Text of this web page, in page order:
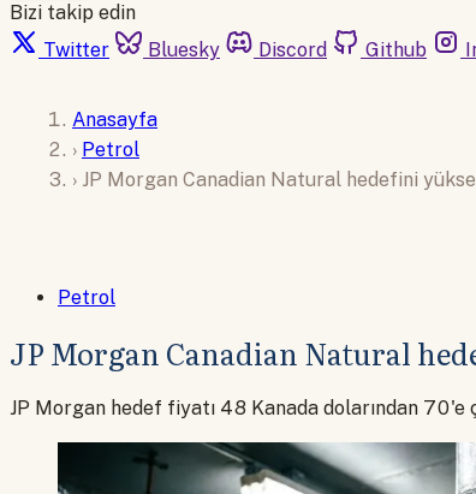
Bizi takip edin
Twitter
Bluesky Discord Github
Anasayfa
› Petrol
› JP Morgan Canadian Natural hedefini
Petrol
JP Morgan Canadian Natural
JP Morgan hedef fiyatı 48 Kanada dolarından